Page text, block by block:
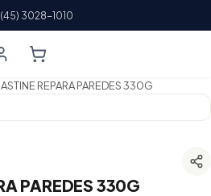
(45) 3028-1010
REPARA PAREDES 330G
PAREDES 330G